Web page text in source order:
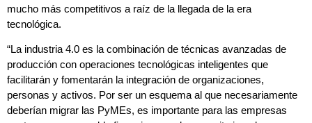
mucho más competitivos a raíz de la llegada de la era
tecnológica.
“La industria 4.0 es la combinación de técnicas avanzadas de
producción con operaciones tecnológicas inteligentes que
facilitarán y fomentarán la integración de organizaciones,
personas y activos. Por ser un esquema al que necesariamente
deberían migrar las PyMEs, es importante para las empresas